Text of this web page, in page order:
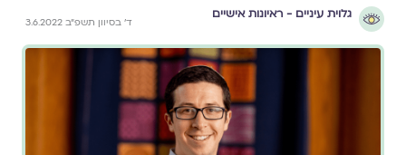
גלוית עיניים - ראיונות אישיים
ד׳ בסיוון תשפ״ב 3.6.2022